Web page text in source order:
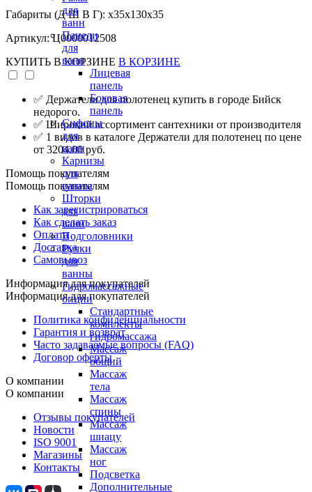
для
ванн
Панели
для
ванн
Лицевая
панель
Боковая
панель
Сифоны
для
ванн
Карнизы
для
ванны
Шторки
для
ванн
Подголовники
Ручки
для
ванны
Гидромассажные
опции
Стандартные
комплекты
гидромассажа
Массаж
общий
Массаж
тела
Массаж
спины
Массаж
шиацу
Массаж
ног
Подсветка
Дополнительные
Габариты (Д Ш В Г): x35x130x35
Артикул: Ц0000012508
КУПИТЬ В КОРЗИНЕ В КОРЗИНЕ
✅ Держатели для полотенец купить в городе Бийск
недорого.
✅ Широкий ассортимент сантехники от производителя
✅ 1 видов в каталоге Держатели для полотенец по цене
от 3204.00 руб.
Помощь покупателям
Помощь покупателям
Как зарегистрироваться
Как сделать заказ
Оплата
Доставка
Самовывоз
Информация для покупателей
Информация для покупателей
Политика конфиденциальности
Гарантия и возврат
Часто задаваемые вопросы (FAQ)
Договор оферты
О компании
О компании
Отзывы покупателей
Новости
ISO 9001
Магазины
Контакты